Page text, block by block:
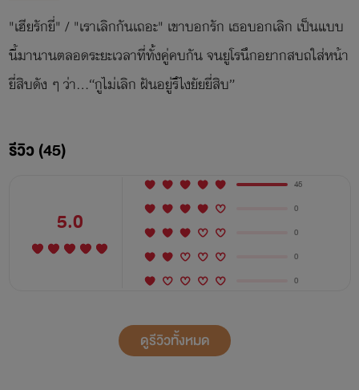
"เฮียรักยี่" / "เราเลิกกันเถอะ" เขาบอกรัก เธอบอกเลิก เป็นแบบ
นี้มานานตลอดระยะเวลาที่ทั้งคู่คบกัน จนยูโรนึกอยากสบถใส่หน้า
ยี่สิบดัง ๆ ว่า...“กูไม่เลิก ฝันอยู่รึไงยัยยี่สิบ”
รีวิว (45)
5.0
45
0
0
0
0
ดูรีวิวทั้งหมด